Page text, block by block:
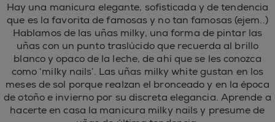
Hay una manicura elegante, sofisticada y de tendencia
que es la favorita de famosas y no tan famosas (ejem..)
Hablamos de las uñas milky, una forma de pintar las
uñas con un punto traslúcido que recuerda al brillo
blanco y opaco de la leche, de ahí que se les conozca
como ‘milky nails’. Las uñas milky white gustan en los
meses de sol porque realzan el bronceado y en la época
de otoño e invierno por su discreta elegancia. Aprende a
hacerte en casa la manicura milky nails y presume de